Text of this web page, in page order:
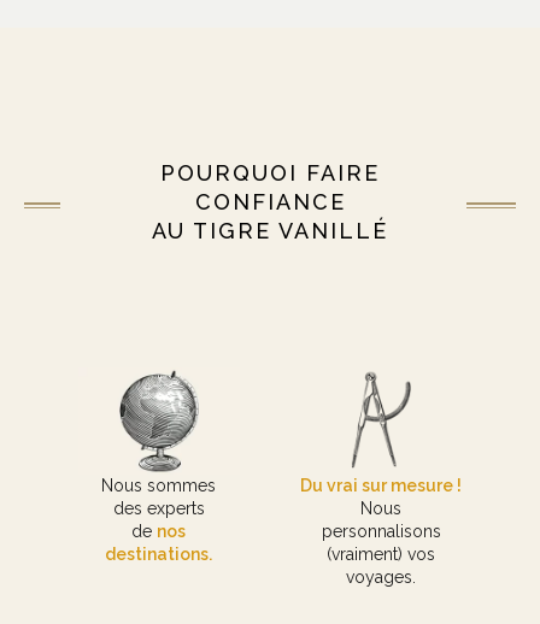
POURQUOI FAIRE
CONFIANCE
AU TIGRE VANILLÉ
Nous sommes
des experts
de nos
destinations.
Du vrai sur mesure !
Nous
personnalisons
(vraiment) vos
voyages.